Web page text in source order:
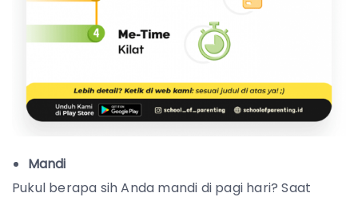
Mandi
Pukul berapa sih Anda mandi di pagi hari? Saat